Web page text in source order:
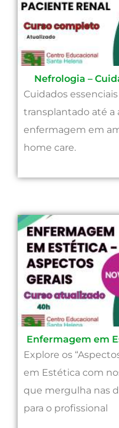
Nefrologia –
Cuidados
transplantado até a
enfermagem em
home care.
Enfermagem em
Explore os
em Estética com
que mergulha nas
para o profissional